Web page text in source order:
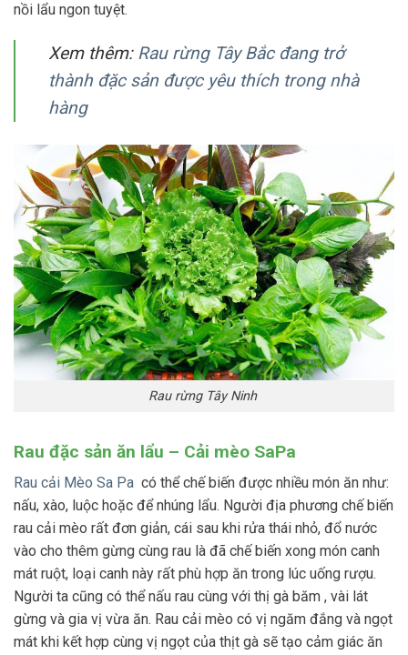
nồi lẩu ngon tuyệt.
Xem thêm: Rau rừng Tây Bắc đang trở
thành đặc sản được yêu thích trong nhà
hàng
Rau rừng Tây Ninh
Rau đặc sản ăn lẩu – Cải mèo SaPa
Rau cải Mèo Sa Pa có thể chế biến được nhiều món ăn như:
nấu, xào, luộc hoặc để nhúng lẩu. Người địa phương chế biến
rau cải mèo rất đơn giản, cái sau khi rửa thái nhỏ, đổ nước
vào cho thêm gừng cùng rau là đã chế biến xong món canh
mát ruột, loại canh này rất phù hợp ăn trong lúc uống rượu.
Người ta cũng có thể nấu rau cùng với thị gà băm , vài lát
gừng và gia vị vừa ăn. Rau cải mèo có vị ngăm đắng và ngọt
mát khi kết hợp cùng vị ngọt của thịt gà sẽ tạo cảm giác ăn